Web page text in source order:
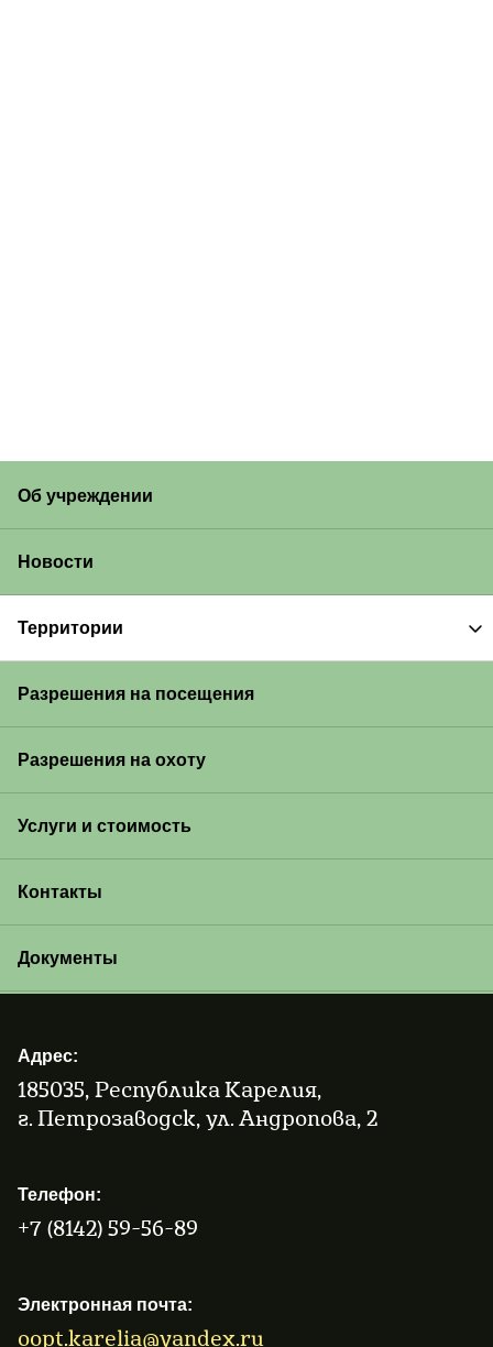
Об учреждении
Новости
Территории
Разрешения на посещения
Разрешения на охоту
Услуги и стоимость
Контакты
Документы
Адрес:
185035, Республика Карелия,
г. Петрозаводск, ул. Андропова, 2
Телефон:
+7 (8142) 59-56-89
Электронная почта:
oopt.karelia@yandex.ru